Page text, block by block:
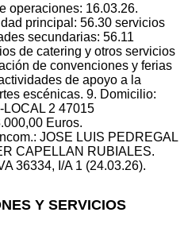
operaciones: 16.03.26.
principal: 56.30 servicios
secundarias: 56.11
de catering y otros servicios
de convenciones y ferias
de apoyo a la
escénicas. 9. Domicilio:
LOCAL 2 47015
Euros.
JOSE LUIS PEDREGAL
CAPELLAN RUBIALES.
36334, I/A 1 (24.03.26).
Y SERVICIOS